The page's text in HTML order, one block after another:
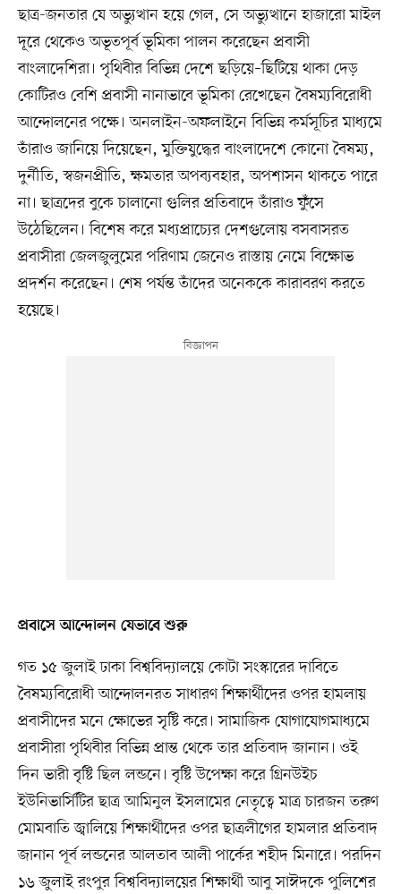
ছাত্র-জনতার যে অভ্যুত্থান হয়ে গেল, সে অভ্যুত্থানে হাজারো মাইল
দূরে থেকেও অভূতপূর্ব ভূমিকা পালন করেছেন প্রবাসী
বাংলাদেশিরা। পৃথিবীর বিভিন্ন দেশে ছড়িয়ে–ছিটিয়ে থাকা দেড়
কোটিরও বেশি প্রবাসী নানাভাবে ভূমিকা রেখেছেন বৈষম্যবিরোধী
আন্দোলনের পক্ষে। অনলাইন-অফলাইনে বিভিন্ন কর্মসূচির মাধ্যমে
তাঁরাও জানিয়ে দিয়েছেন, মুক্তিযুদ্ধের বাংলাদেশে কোনো বৈষম্য,
দুর্নীতি, স্বজনপ্রীতি, ক্ষমতার অপব্যবহার, অপশাসন থাকতে পারে
না। ছাত্রদের বুকে চালানো গুলির প্রতিবাদে তাঁরাও ফুঁসে
উঠেছিলেন। বিশেষ করে মধ্যপ্রাচ্যের দেশগুলোয় বসবাসরত
প্রবাসীরা জেলজুলুমের পরিণাম জেনেও রাস্তায় নেমে বিক্ষোভ
প্রদর্শন করেছেন। শেষ পর্যন্ত তাঁদের অনেককে কারাবরণ করতে
হয়েছে।
প্রবাসে আন্দোলন যেভাবে শুরু
গত ১৫ জুলাই ঢাকা বিশ্ববিদ্যালয়ে কোটা সংস্কারের দাবিতে
বৈষম্যবিরোধী আন্দোলনরত সাধারণ শিক্ষার্থীদের ওপর হামলায়
প্রবাসীদের মনে ক্ষোভের সৃষ্টি করে। সামাজিক যোগাযোগমাধ্যমে
প্রবাসীরা পৃথিবীর বিভিন্ন প্রান্ত থেকে তার প্রতিবাদ জানান। ওই
দিন ভারী বৃষ্টি ছিল লন্ডনে। বৃষ্টি উপেক্ষা করে গ্রিনউইচ
ইউনিভার্সিটির ছাত্র আমিনুল ইসলামের নেতৃত্বে মাত্র চারজন তরুণ
মোমবাতি জ্বালিয়ে শিক্ষার্থীদের ওপর ছাত্রলীগের হামলার প্রতিবাদ
জানান পূর্ব লন্ডনের আলতাব আলী পার্কের শহীদ মিনারে। পরদিন
১৬ জুলাই রংপুর বিশ্ববিদ্যালয়ের শিক্ষার্থী আবু সাঈদকে পুলিশের